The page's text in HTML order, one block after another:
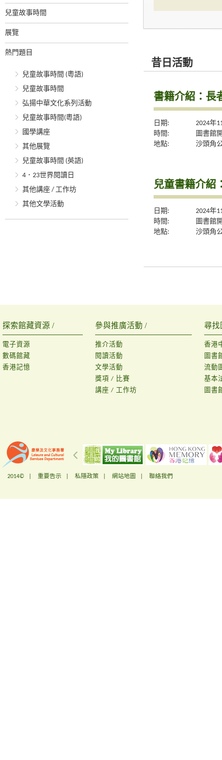
兒童故事時間
展覽
熱門題目
兒童故事時間 (粵語)
兒童故事時間
弘揚中華文化系列活動
兒童故事時間(粵語)
國學講座
其他展覽
兒童故事時間 (英語)
4．23世界閱讀日
其他講座 / 工作坊
其他文學活動
昔日活動
書籍介紹：長
日期:
2024年
時間:
圖書館
地點:
沙頭角
兒童書籍介紹
日期:
2024年
時間:
圖書館
地點:
沙頭角
探索館藏資源 /
電子資源
數碼館藏
香港記憶
參與推廣活動 /
推介活動
閱讀活動
文學活動
獎項 / 比賽
講座 / 工作坊
尋找
香港
圖書
流動
基本
圖書
2014© | 重要告示 私隱政策 網站地圖 聯絡我們